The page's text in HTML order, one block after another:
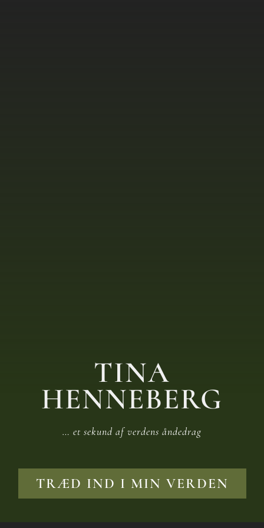
TINA
HENNEBERG
… et sekund af verdens åndedrag
TRÆD IND I MIN VERDEN